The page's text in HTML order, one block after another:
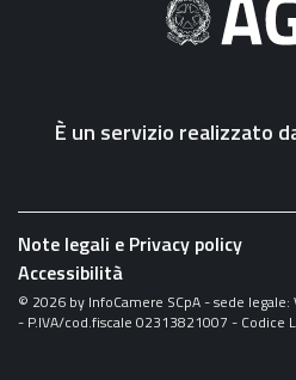
È un servizio realizzato
Note legali e Privacy policy
Accessibilità
© 2026 by InfoCamere SCpA - sede
- P.IVA/cod.fiscale 02313821007 - Codice